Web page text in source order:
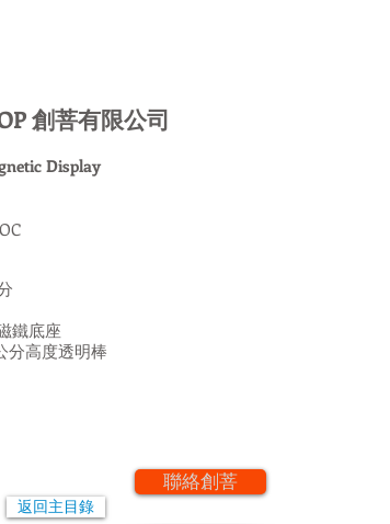
創菩有限公司
Display
鐵底座
分高度透明棒
返回主目錄
聯絡創菩